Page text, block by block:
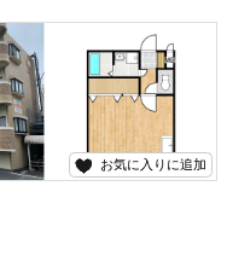
お気に入りに追加